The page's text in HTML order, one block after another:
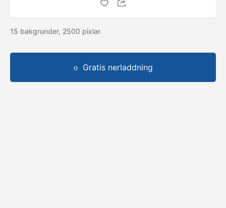
15 bakgrunder, 2500 pixlar.
Gratis nerladdning